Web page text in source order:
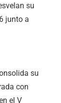
su
junto a
su
con
el V